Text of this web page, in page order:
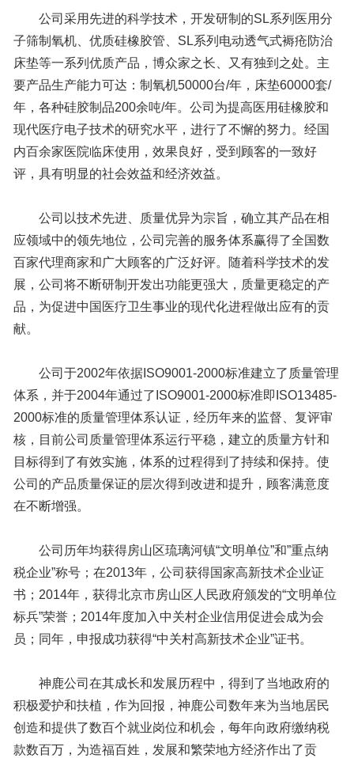
公司采用先进的科学技术，开发研制的SL系列医用分
子筛制氧机、优质硅橡胶管、SL系列电动透气式褥疮防治
床垫等一系列优质产品，博众家之长、又有独到之处。主
要产品生产能力可达：制氧机50000台/年，床垫60000套/
年，各种硅胶制品200余吨/年。公司为提高医用硅橡胶和
现代医疗电子技术的研究水平，进行了不懈的努力。经国
内百余家医院临床使用，效果良好，受到顾客的一致好
评，具有明显的社会效益和经济效益。
公司以技术先进、质量优异为宗旨，确立其产品在相
应领域中的领先地位，公司完善的服务体系赢得了全国数
百家代理商家和广大顾客的广泛好评。随着科学技术的发
展，公司将不断研制开发出功能更强大，质量更稳定的产
品，为促进中国医疗卫生事业的现代化进程做出应有的贡
献。
公司于2002年依据ISO9001-2000标准建立了质量管理
体系，并于2004年通过了ISO9001-2000标准即ISO13485-
2000标准的质量管理体系认证，经历年来的监督、复评审
核，目前公司质量管理体系运行平稳，建立的质量方针和
目标得到了有效实施，体系的过程得到了持续和保持。使
公司的产品质量保证的层次得到改进和提升，顾客满意度
在不断增强。
公司历年均获得房山区琉璃河镇“文明单位”和”重点纳
税企业”称号；在2013年，公司获得国家高新技术企业证
书；2014年，获得北京市房山区人民政府颁发的“文明单位
标兵”荣誉；2014年度加入中关村企业信用促进会成为会
员；同年，申报成功获得“中关村高新技术企业”证书。
神鹿公司在其成长和发展历程中，得到了当地政府的
积极爱护和扶植，作为回报，神鹿公司数年来为当地居民
创造和提供了数百个就业岗位和机会，每年向政府缴纳税
款数百万，为造福百姓，发展和繁荣地方经济作出了贡